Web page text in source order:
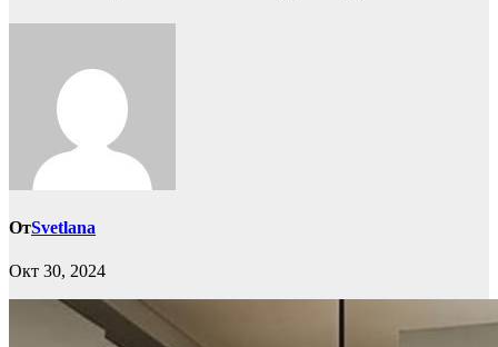
ОтSvetlana
Окт 30, 2024